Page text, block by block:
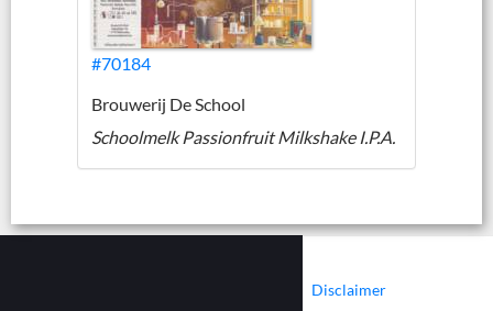
#70184
Brouwerij De School
Schoolmelk Passionfruit Milkshake I.P.A.
Disclaimer